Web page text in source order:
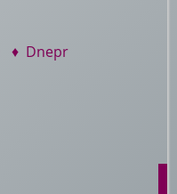
♦ Dnepr